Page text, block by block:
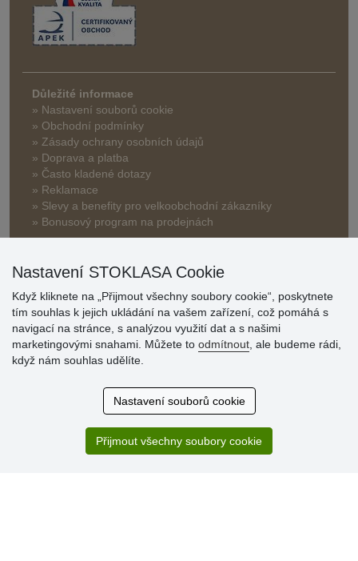
Důležité informace
» Nastavení souborů cookie
» Obchodní podmínky
» Zásady ochrany osobních údajů
» Doprava a platba
» Často kladené dotazy
» Reklamace
» Slevy a benefity pro velkoobchodní zákazníky
» Bonusový program na prodejnách
Hodnocení
zákazníků
Super obchod, kvalitní zboží za slušné ceny. Vřele
Nastavení STOKLASA Cookie
Když kliknete na „Přijmout všechny soubory cookie“, poskytnete
tím souhlas k jejich ukládání na vašem zařízení, což pomáhá s
navigací na stránce, s analýzou využití dat a s našimi
marketingovými snahami. Můžete to odmítnout , ale budeme rádi,
když nám souhlas udělíte.
Nastavení souborů cookie
Přijmout všechny soubory cookie